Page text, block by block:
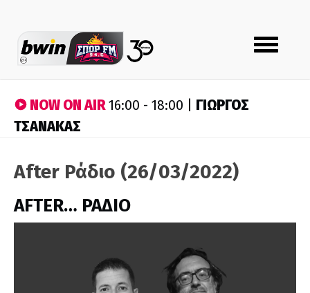
Toggle
navigation
NOW ON AIR16:00 - 18:00 | ΓΙΩΡΓΟΣ
ΤΣΑΝΑΚΑΣ
After Ράδιο (26/03/2022)
AFTER… ΡΑΔΙΟ